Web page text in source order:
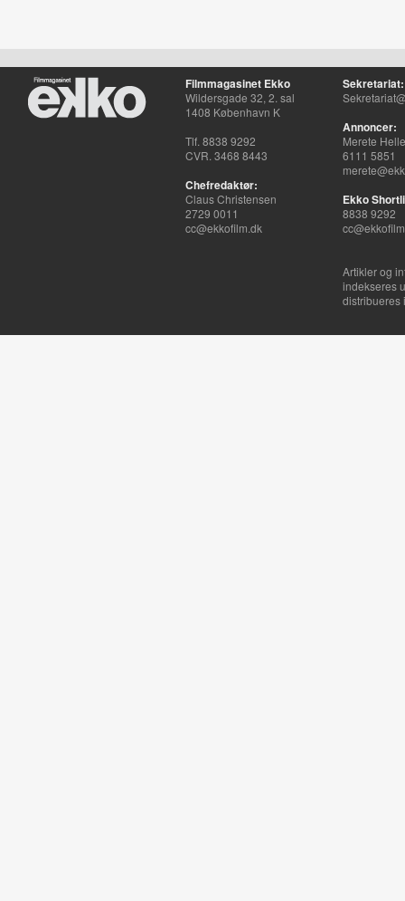
Filmmagasinet Ekko
Wildersgade 32, 2. sal
1408 København K
Tlf. 8838 9292
CVR. 3468 8443
Chefredaktør:
Claus Christensen
2729 0011
cc@ekkofilm.dk
Sekretariat:
Annoncer:
Merete
6111 5851
Ekko
8838 9292
Artikler og
indekseres
distribueres